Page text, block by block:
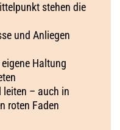
stehen die
und Anliegen
Haltung
leiten – auch in
roten Faden